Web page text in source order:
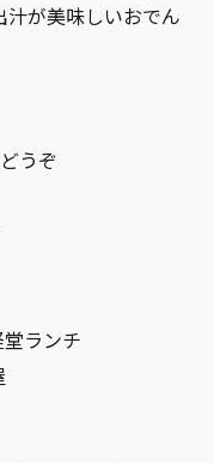
汁が美味しいおでん
うぞ
ランチ